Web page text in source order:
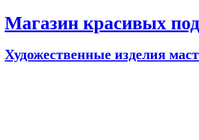
Магазин красивых
Художественные изделия